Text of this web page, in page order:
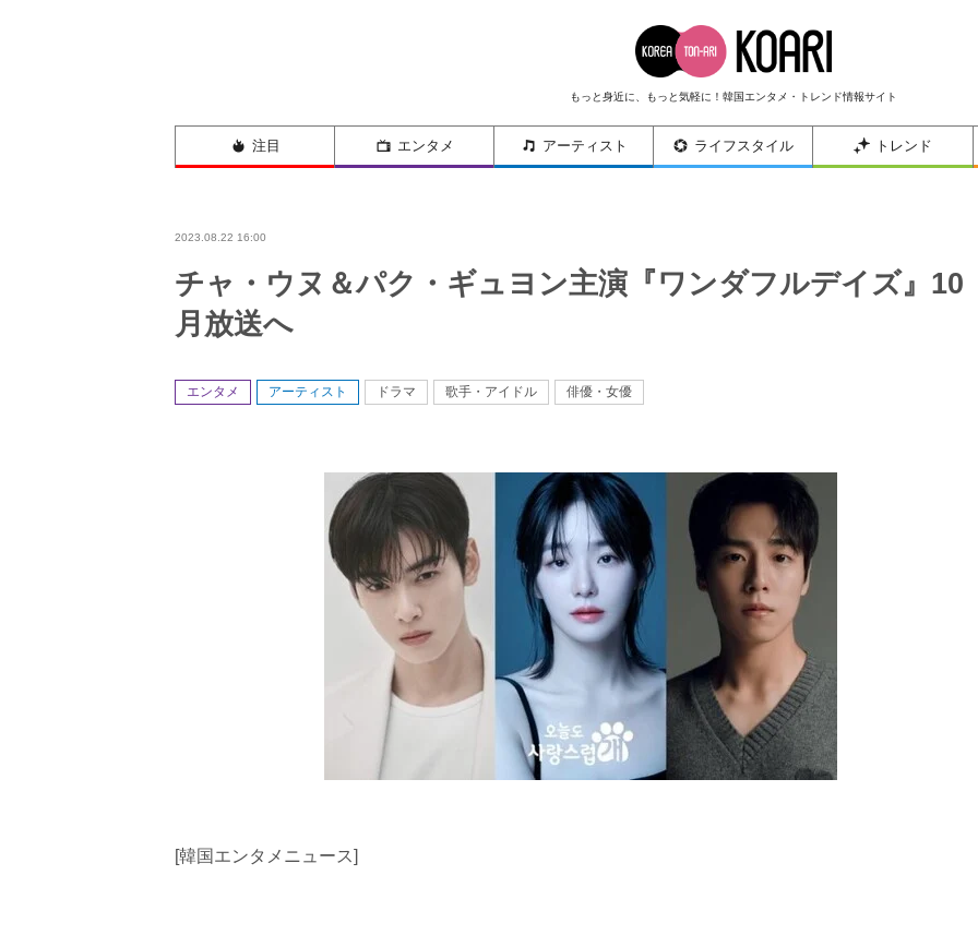
もっと身近に、もっと気軽に！韓国エンタメ・トレンド情報サイト
注目 エンタメ アーティスト ライフスタイル トレンド
2023.08.22 16:00
チャ・ウヌ＆パク・ギュヨン主演『ワンダフルデイズ』10
月放送へ
エンタメ アーティスト ドラマ 歌手・アイドル 俳優・女優
[韓国エンタメニュース]